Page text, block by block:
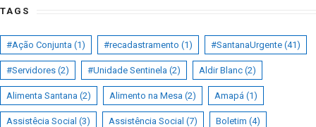
TAGS
#Ação Conjunta (1) #recadastramento (1) #SantanaUrgente (41)
#Servidores (2) #Unidade Sentinela (2) Aldir Blanc (2)
Alimenta Santana (2) Alimento na Mesa (2) Amapá (1)
Assistêcia Social (3) Assistência Social (7) Boletim (4)